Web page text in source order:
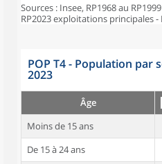
Sources : Insee, RP1968 au
RP2023 exploitations principales -
POP T4 - Population par
2023
Âge
Moins de 15 ans
De 15 à 24 ans